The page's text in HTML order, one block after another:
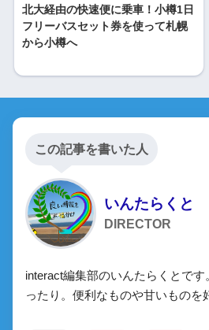
北大経由の快速便に乗車！小樽1日
フリーバスセット券を使って札幌
から小樽へ
この記事を書いた人
いんたらくと
DIRECTOR
interact編集部のいんたらくとで
ったり。便利なものや甘いものを